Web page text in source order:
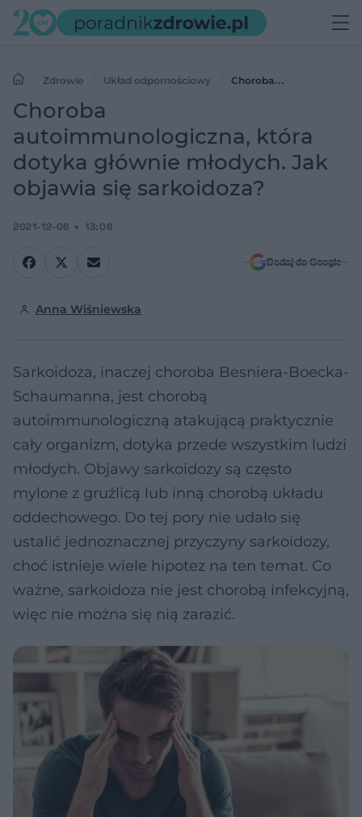
Zdrowie Układ odpornościowy
Choroba
autoimmunologiczna, która dotyka głównie młodych. Jak objawia
Choroba
autoimmunologiczna, która
dotyka głównie młodych. Jak
objawia się sarkoidoza?
2021-12-06 13:06
Dodaj do Google
Anna Wiśniewska
Sarkoidoza, inaczej choroba Besniera-Boecka-
Schaumanna, jest chorobą
autoimmunologiczną atakującą praktycznie
cały organizm, dotyka przede wszystkim ludzi
młodych. Objawy sarkoidozy są często
mylone z gruźlicą lub inną chorobą układu
oddechowego. Do tej pory nie udało się
ustalić jednoznacznej przyczyny sarkoidozy,
choć istnieje wiele hipotez na ten temat. Co
ważne, sarkoidoza nie jest chorobą infekcyjną,
więc nie można się nią zarazić.